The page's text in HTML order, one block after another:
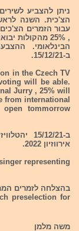
ניתן להצביע
הצ'כית. השנה
ב-15/12/21.
in the Czech TV
will be able.
Jurry , 25% will
from international
tommorrow
ב-15/12/
אירווזיון 2022.
representing
בהצלחה לזמרים
preselection for
משה מלמן